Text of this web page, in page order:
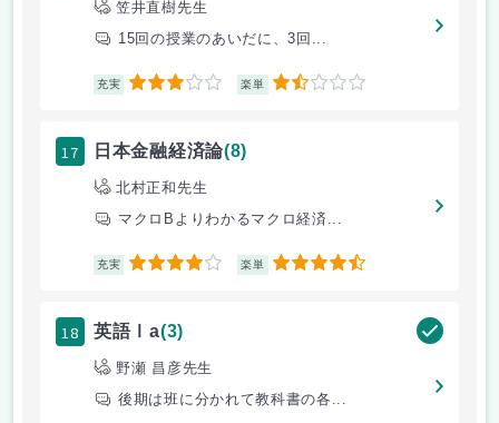
笠井直樹先生
15回の授業のあいだに、3回...
充実 3 楽単 1.5
17 日本金融経済論(8)
北村正和先生
マクロBよりわかるマクロ経済...
充実 4 楽単 4.5
18 英語Ⅰa(3)
野瀬 昌彦先生
後期は班に分かれて教科書の各...